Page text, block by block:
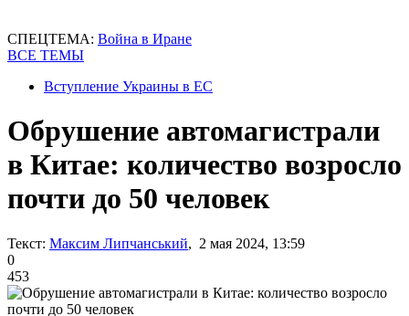
СПЕЦТЕМА: Война в Иране
ВСЕ ТЕМЫ
Вступление Украины в ЕС
Обрушение автомагистрали
в Китае: количество возросло
почти до 50 человек
Текст: Максим Липчанський, 2 мая 2024, 13:59
0
453